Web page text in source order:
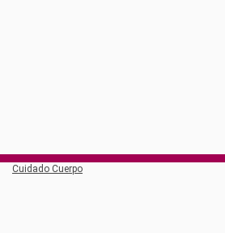
Cuidado Cuerpo